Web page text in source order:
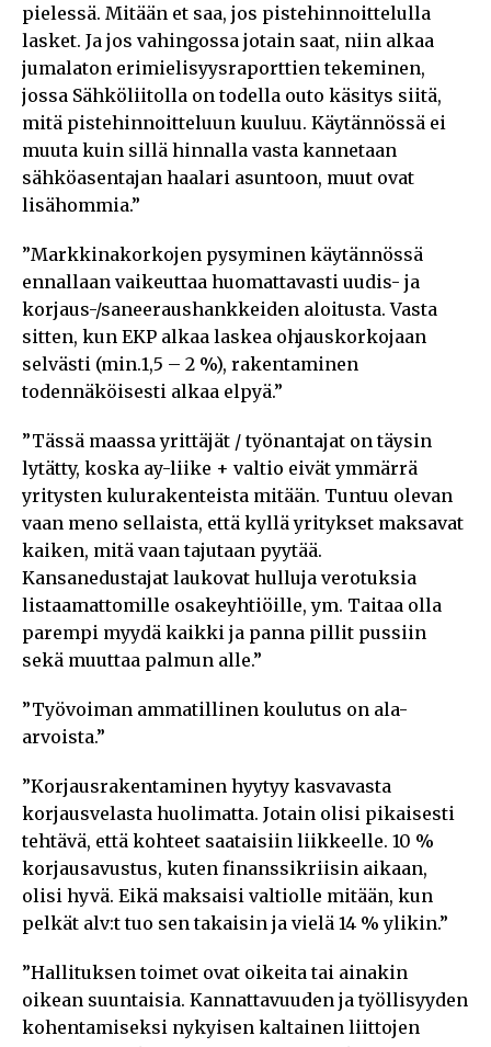
pielessä. Mitään et saa, jos pistehinnoittelulla
lasket. Ja jos vahingossa jotain saat, niin alkaa
jumalaton erimielisyysraporttien tekeminen,
jossa Sähköliitolla on todella outo käsitys siitä,
mitä pistehinnoitteluun kuuluu. Käytännössä ei
muuta kuin sillä hinnalla vasta kannetaan
sähköasentajan haalari asuntoon, muut ovat
lisähommia.”
”Markkinakorkojen pysyminen käytännössä
ennallaan vaikeuttaa huomattavasti uudis- ja
korjaus-/saneeraushankkeiden aloitusta. Vasta
sitten, kun EKP alkaa laskea ohjauskorkojaan
selvästi (min.1,5 – 2 %), rakentaminen
todennäköisesti alkaa elpyä.”
”Tässä maassa yrittäjät / työnantajat on täysin
lytätty, koska ay-liike + valtio eivät ymmärrä
yritysten kulurakenteista mitään. Tuntuu olevan
vaan meno sellaista, että kyllä yritykset maksavat
kaiken, mitä vaan tajutaan pyytää.
Kansanedustajat laukovat hulluja verotuksia
listaamattomille osakeyhtiöille, ym. Taitaa olla
parempi myydä kaikki ja panna pillit pussiin
sekä muuttaa palmun alle.”
”Työvoiman ammatillinen koulutus on ala-
arvoista.”
”Korjausrakentaminen hyytyy kasvavasta
korjausvelasta huolimatta. Jotain olisi pikaisesti
tehtävä, että kohteet saataisiin liikkeelle. 10 %
korjausavustus, kuten finanssikriisin aikaan,
olisi hyvä. Eikä maksaisi valtiolle mitään, kun
pelkät alv:t tuo sen takaisin ja vielä 14 % ylikin.”
”Hallituksen toimet ovat oikeita tai ainakin
oikean suuntaisia. Kannattavuuden ja työllisyyden
kohentamiseksi nykyisen kaltainen liittojen